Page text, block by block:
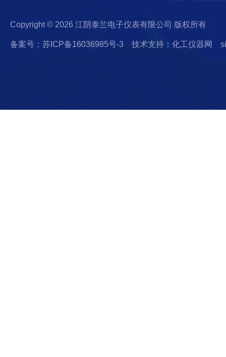
Copyright © 2026 江阴泰兰电子仪表有限公司 版权所有
备案号：苏ICP备16036985号-3 技术支持：化工仪器网